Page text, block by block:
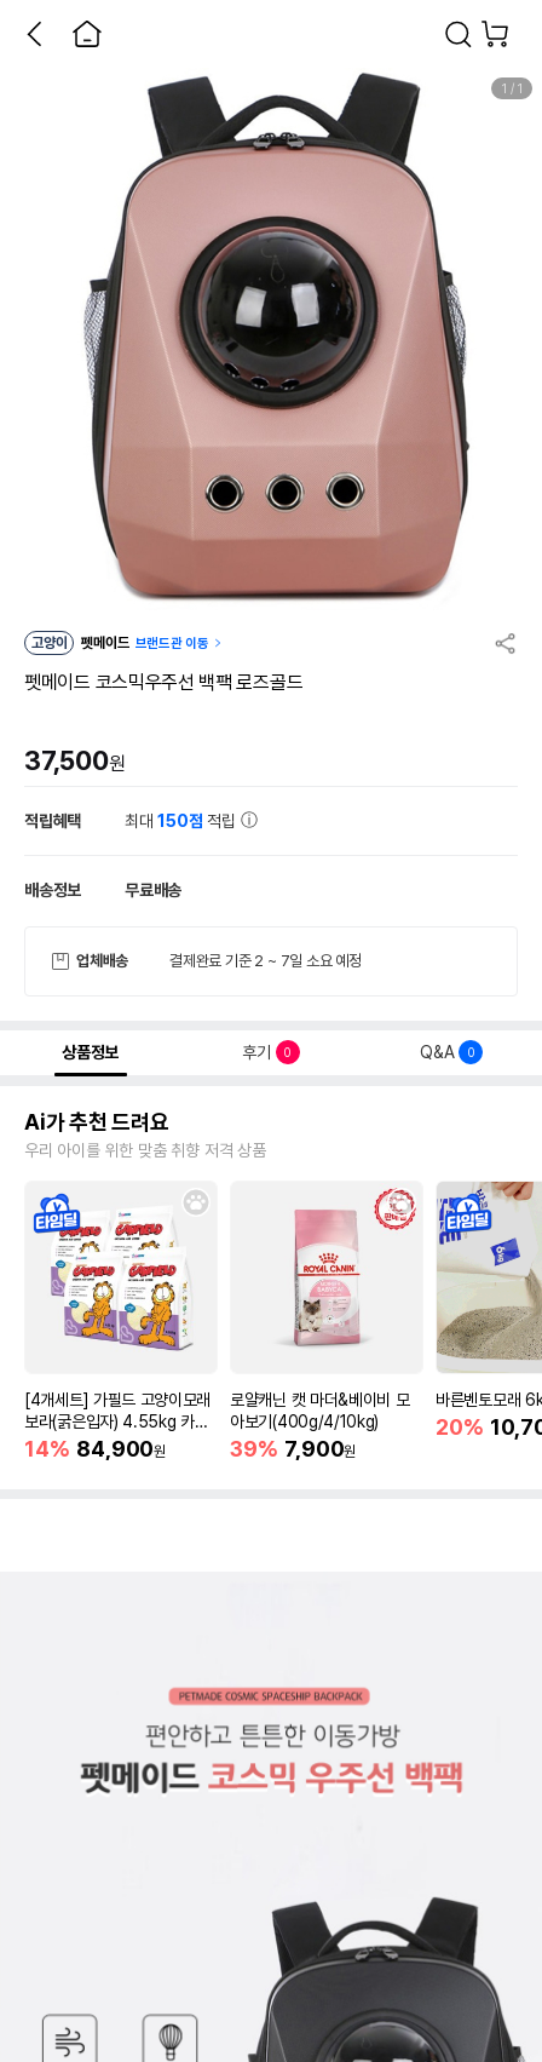
1 / 1
고양이 펫메이드 브랜드관 이동
펫메이드 코스믹우주선 백팩 로즈골드
37,500원
적립혜택 최대150점 적립
배송정보 무료배송
업체배송 결제완료 기준 2 ~ 7일 소요 예정
상품정보 후기 0 Q&A 0
Ai가 추천 드려요
우리 아이를 위한 맞춤 취향 저격 상품
[4개세트] 가필드 고양이모래
보라(굵은입자) 4.55kg 카사
바모래
14% 84,900원
로얄캐닌 캣 마더&베이비 모
아보기(400g/4/10kg)
39% 7,900원
바른벤토모래
20%